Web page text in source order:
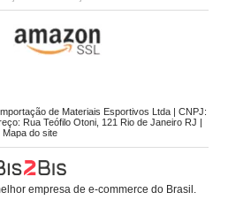
de Materiais Esportivos Ltda | CNPJ:
Rua Teófilo Otoni, 121 Rio de Janeiro RJ |
Mapa do site
empresa de e-commerce do Brasil.